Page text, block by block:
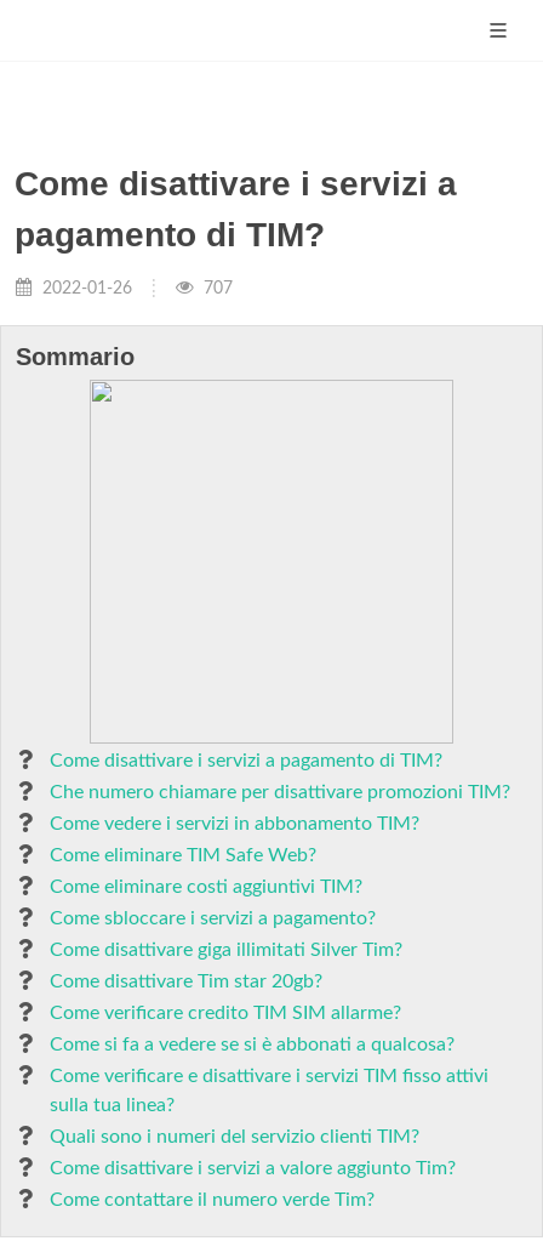
Come disattivare i servizi a
pagamento di TIM?
2022-01-26 707
Sommario
Come disattivare i servizi a pagamento di TIM?
Che numero chiamare per disattivare promozioni TIM?
Come vedere i servizi in abbonamento TIM?
Come eliminare TIM Safe Web?
Come eliminare costi aggiuntivi TIM?
Come sbloccare i servizi a pagamento?
Come disattivare giga illimitati Silver Tim?
Come disattivare Tim star 20gb?
Come verificare credito TIM SIM allarme?
Come si fa a vedere se si è abbonati a qualcosa?
Come verificare e disattivare i servizi TIM fisso attivi
sulla tua linea?
Quali sono i numeri del servizio clienti TIM?
Come disattivare i servizi a valore aggiunto Tim?
Come contattare il numero verde Tim?